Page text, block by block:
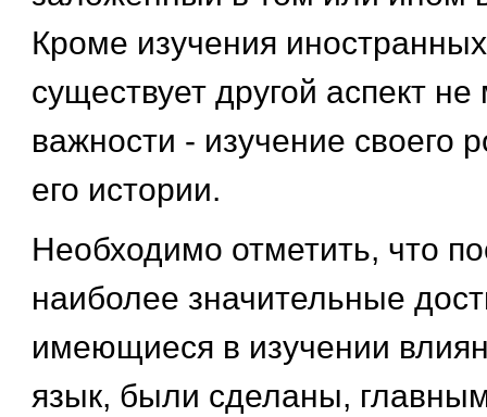
Кроме изучения
существует другой аспект
важности - изучение своего
его истории.
Необходимо отметить, что
наиболее значительные
имеющиеся в изучении
язык, были сделаны,